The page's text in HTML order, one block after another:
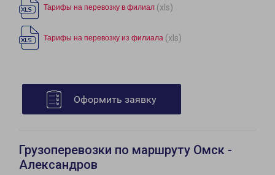
Тарифы на перевозку в филиал (xls)
Тарифы на перевозку из филиала (xls)
Оформить заявку
Грузоперевозки по маршруту Омск -
Александров